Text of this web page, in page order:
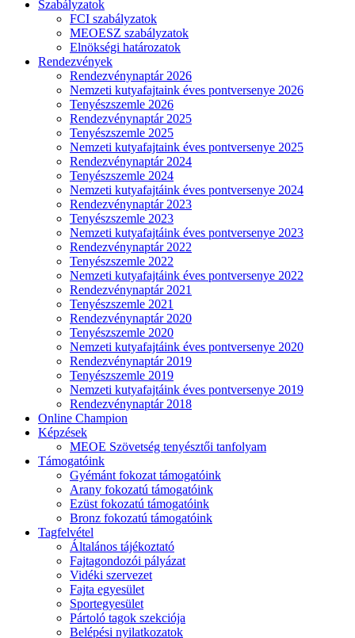
Szabályzatok
FCI szabályzatok
MEOESZ szabályzatok
Elnökségi határozatok
Rendezvények
Rendezvénynaptár 2026
Nemzeti kutyafajtaink éves pontversenye 2026
Tenyészszemle 2026
Rendezvénynaptár 2025
Tenyészszemle 2025
Nemzeti kutyafajtaink éves pontversenye 2025
Rendezvénynaptár 2024
Tenyészszemle 2024
Nemzeti kutyafajtáink éves pontversenye 2024
Rendezvénynaptár 2023
Tenyészszemle 2023
Nemzeti kutyafajtáink éves pontversenye 2023
Rendezvénynaptár 2022
Tenyészszemle 2022
Nemzeti kutyafajtáink éves pontversenye 2022
Rendezvénynaptár 2021
Tenyészszemle 2021
Rendezvénynaptár 2020
Tenyészszemle 2020
Nemzeti kutyafajtáink éves pontversenye 2020
Rendezvénynaptár 2019
Tenyészszemle 2019
Nemzeti kutyafajtáink éves pontversenye 2019
Rendezvénynaptár 2018
Online Champion
Képzések
MEOE Szövetség tenyésztői tanfolyam
Támogatóink
Gyémánt fokozat támogatóink
Arany fokozatú támogatóink
Ezüst fokozatú támogatóink
Bronz fokozatú támogatóink
Tagfelvétel
Általános tájékoztató
Fajtagondozói pályázat
Vidéki szervezet
Fajta egyesület
Sportegyesület
Pártoló tagok szekciója
Belépési nyilatkozatok